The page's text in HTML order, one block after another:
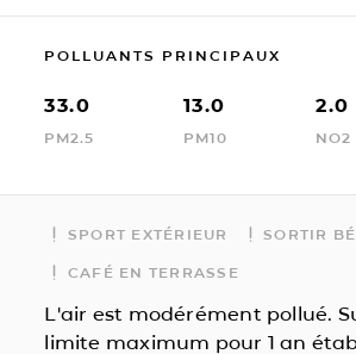
POLLUANTS PRINCIPAUX
33.0
PM2.5
13.0
PM10
2.0
NO2
SPORT EXTÉRIEUR SORTIR
CAFÉ EN TERRASSE
L'air est modérément pollué.
limite maximum pour 1 an